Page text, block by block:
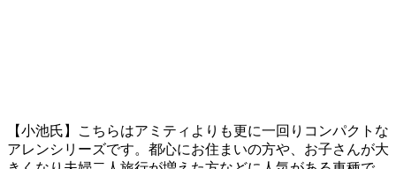
【小池氏】こちらはアミティよりも更に一回りコンパクトな
アレンシリーズです。都心にお住まいの方や、お子さんが大